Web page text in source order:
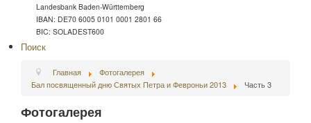
Landesbank Baden-Württemberg
IBAN: DE70 6005 0101 0001 2801 66
BIC: SOLADEST600
Поиск
Главная
Фотогалерея
Бал посвященный дню Святых Петра и Февроньи 2013
Часть 3
Фотогалерея